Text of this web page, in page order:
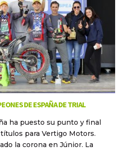
DE ESPAÑA DE TRIAL
ha puesto su punto y final
para Vertigo Motors.
la corona en Júnior. La